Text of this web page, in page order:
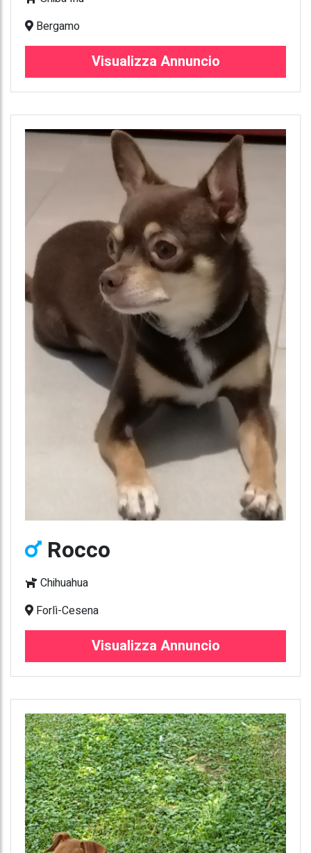
Bergamo
Visualizza Annuncio
Rocco
Chihuahua
Forlì-Cesena
Visualizza Annuncio